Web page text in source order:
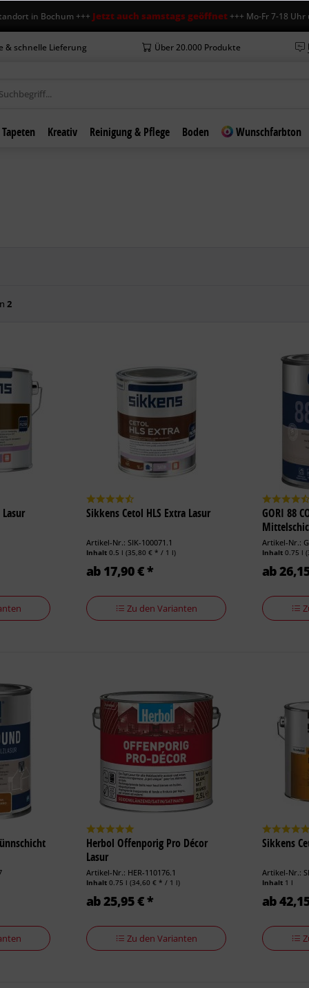
Bochum +++Jetzt auch samstags geöffnet+++ Mo-Fr 7-18 Uhr und
& schnelle Lieferung Über 20.000 Produkte
Tapeten Kreativ Reinigung & Pflege Boden Wunschfarbton
2
Sikkens Cetol HLS Extra Lasur
Artikel-Nr.: SIK-100071.1
Inhalt0.5 l(35,80 € * / 1 l)
ab 17,90 € *
Zu den Varianten
GORI 88
Artikel-Nr.:
Inhalt0.75 l
ab
Herbol Offenporig Pro Décor
Lasur
Artikel-Nr.: HER-110176.1
Inhalt0.75 l(34,60 € * / 1 l)
ab 25,95 € *
Zu den Varianten
Sikkens
Artikel-Nr.:
Inhalt 1 l
ab